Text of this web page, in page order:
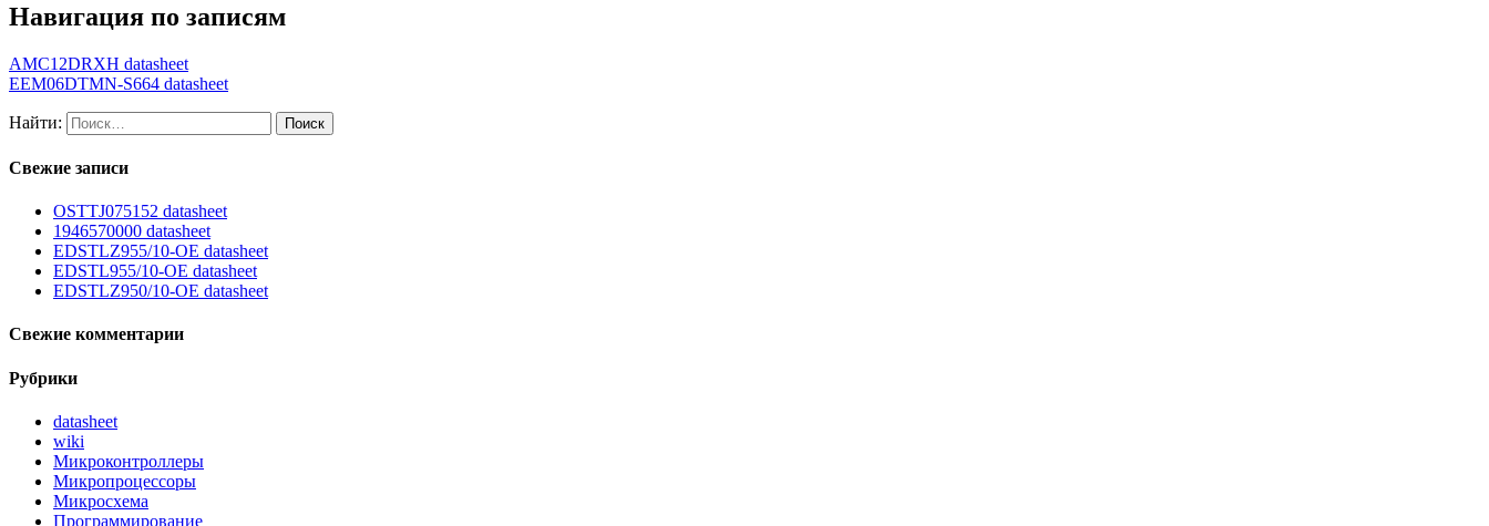
Навигация по записям
AMC12DRXH datasheet
EEM06DTMN-S664 datasheet
Найти:
Свежие записи
OSTTJ075152 datasheet
1946570000 datasheet
EDSTLZ955/10-OE datasheet
EDSTL955/10-OE datasheet
EDSTLZ950/10-OE datasheet
Свежие комментарии
Рубрики
datasheet
wiki
Микроконтроллеры
Микропроцессоры
Микросхема
Программирование